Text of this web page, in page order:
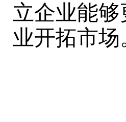
立企业能
业开拓市场